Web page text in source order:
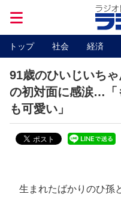
トップ 社会 経済
91歳のひいじいち
の初対面に感涙…「
も可愛い」
生まれたばかりのひ孫